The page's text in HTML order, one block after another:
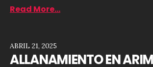
Read More...
ALLANAMIENTO EN
ABRIL 21, 2025